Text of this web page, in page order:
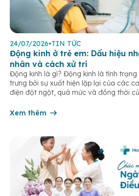
24/07/2026•TIN TỨC
Động kinh ở trẻ em: Dấu hiệu
nhân và cách xử trí
Động kinh là gì? Động kinh là tình
trưng bởi sự xuất hiện lặp lại của các
điện đột ngột, quá mức và đồng thời
Xem thêm